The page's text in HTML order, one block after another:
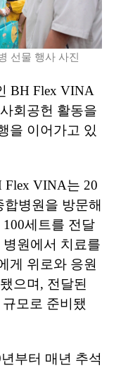
선물 행사 사진
BH Flex VINA
사회공헌 활동을
을 이어가고 있
Flex VINA는 20
합병원을 방문해
100세트를 전달
병원에서 치료를
게 위로와 응원
으며 , 전달된
규모로 준비됐
년부터 매년 추석